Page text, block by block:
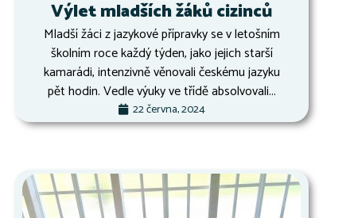
Výlet mladších žáků cizinců
Mladší žáci z jazykové přípravky se v letošním
školním roce každý týden, jako jejich starší
kamarádi, intenzivně věnovali českému jazyku
pět hodin. Vedle výuky ve třídě absolvovali...
22 června, 2024